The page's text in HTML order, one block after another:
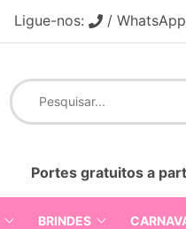
Ligue-nos: / WhatsApp
Portes gratuitos a
BRINDES